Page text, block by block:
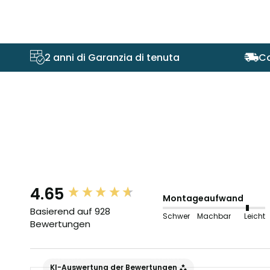
2 anni di Garanzia di tenuta
4.65
Basierend auf 928
Bewertungen
Montageaufwand
Schwer Machbar Leicht
KI-Auswertung der Bewertungen
New content loaded